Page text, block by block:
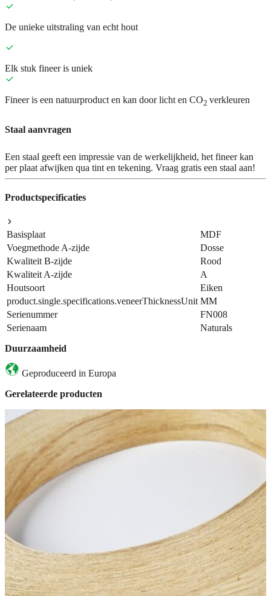
De unieke uitstraling van echt hout
Elk stuk fineer is uniek
Fineer is een natuurproduct en kan door licht en CO2 verkleuren
Staal aanvragen
Een staal geeft een impressie van de werkelijkheid, het fineer kan
per plaat afwijken qua tint en tekening. Vraag gratis een staal aan!
Productspecificaties
Basisplaat
MDF
Voegmethode A-zijde
Dosse
Kwaliteit B-zijde
Rood
Kwaliteit A-zijde
A
Houtsoort
Eiken
product.single.specifications.veneerThicknessUnit MM
Serienummer
FN008
Serienaam
Naturals
Duurzaamheid
Geproduceerd in Europa
Gerelateerde producten